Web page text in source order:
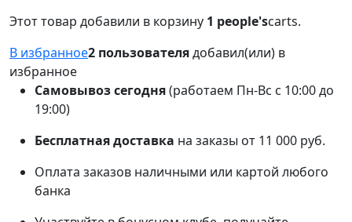
Этот товар добавили в корзину 1 people'scarts.
В избранное2 пользователядобавил(или) в
избранное
Самовывоз сегодня(работаем Пн-Вс с 10:00 до
19:00)
Бесплатная доставка на заказы от 11 000 руб.
Оплата заказов наличными или картой любого
банка